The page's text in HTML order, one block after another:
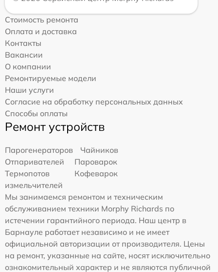
Стоимость ремонта
Оплата и доставка
Контакты
Вакансии
О компании
Ремонтируемые модели
Наши услуги
Согласие на обработку персональных данных
Способы оплаты
Ремонт устройств
Парогенераторов
Чайников
Отпаривателей
Пароварок
Термопотов
Кофеварок
измельчителей
Мы занимаемся ремонтом и техническим
обслуживанием техники Morphy Richards по
истечении гарантийного периода. Наш центр в
Барнауле работает независимо и не имеет
официальной авторизации от производителя. Цены
на ремонт, указанные на сайте, носят исключительно
ознакомительный характер и не являются публичной